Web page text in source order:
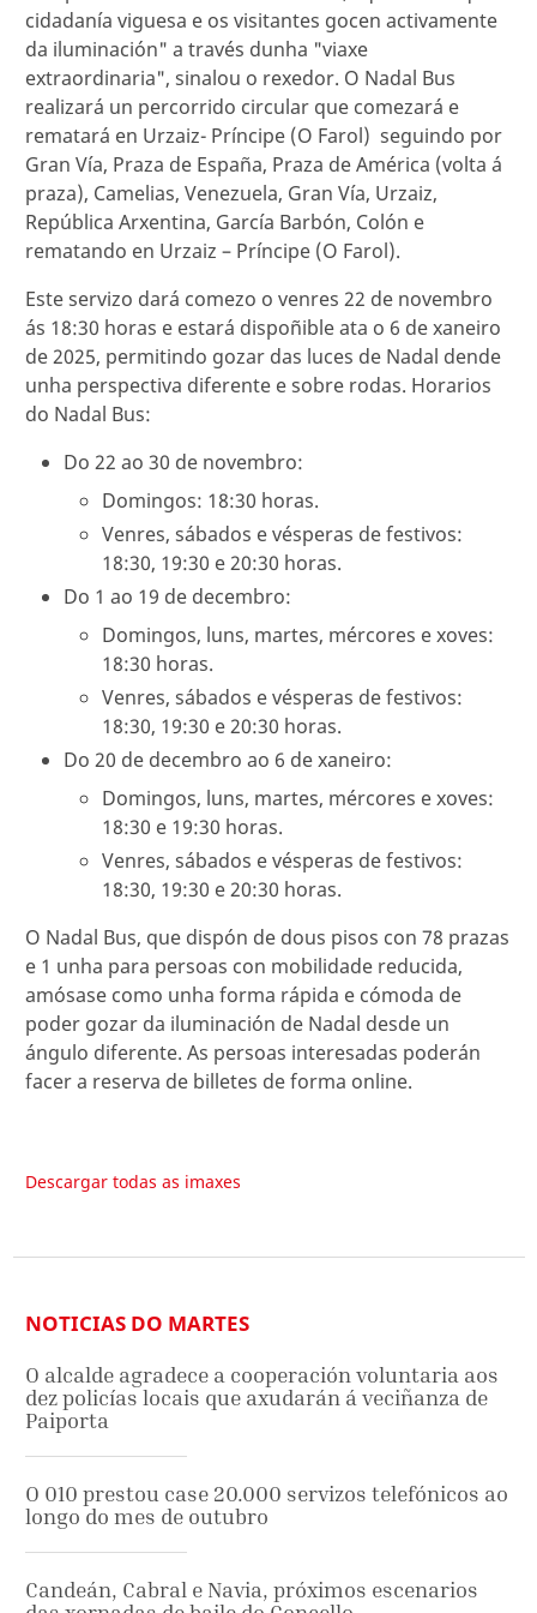
cidadanía viguesa e os visitantes gocen activamente
da iluminación" a través dunha "viaxe
extraordinaria", sinalou o rexedor. O Nadal Bus
realizará un percorrido circular que comezará e
rematará en Urzaiz- Príncipe (O Farol) seguindo por
Gran Vía, Praza de España, Praza de América (volta á
praza), Camelias, Venezuela, Gran Vía, Urzaiz,
República Arxentina, García Barbón, Colón e
rematando en Urzaiz – Príncipe (O Farol).
Este servizo dará comezo o venres 22 de novembro
ás 18:30 horas e estará dispoñible ata o 6 de xaneiro
de 2025, permitindo gozar das luces de Nadal dende
unha perspectiva diferente e sobre rodas. Horarios
do Nadal Bus:
Do 22 ao 30 de novembro:
Domingos: 18:30 horas.
Venres, sábados e vésperas de festivos:
18:30, 19:30 e 20:30 horas.
Do 1 ao 19 de decembro:
Domingos, luns, martes, mércores e xoves:
18:30 horas.
Venres, sábados e vésperas de festivos:
18:30, 19:30 e 20:30 horas.
Do 20 de decembro ao 6 de xaneiro:
Domingos, luns, martes, mércores e xoves:
18:30 e 19:30 horas.
Venres, sábados e vésperas de festivos:
18:30, 19:30 e 20:30 horas.
O Nadal Bus, que dispón de dous pisos con 78 prazas
e 1 unha para persoas con mobilidade reducida,
amósase como unha forma rápida e cómoda de
poder gozar da iluminación de Nadal desde un
ángulo diferente. As persoas interesadas poderán
facer a reserva de billetes de forma online.
Descargar todas as imaxes
NOTICIAS DO MARTES
O alcalde agradece a cooperación voluntaria aos
dez policías locais que axudarán á veciñanza de
Paiporta
O 010 prestou case 20.000 servizos telefónicos ao
longo do mes de outubro
Candeán, Cabral e Navia, próximos escenarios